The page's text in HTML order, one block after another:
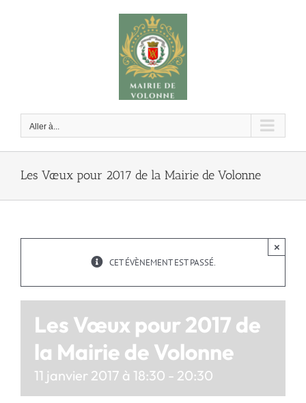
Aller à...
Les Vœux pour 2017 de la Mairie de Volonne
CET ÉVÈNEMENT EST PASSÉ.
×
Les Vœux pour 2017 de
la Mairie de Volonne
11 janvier 2017 à 18:30 - 20:30